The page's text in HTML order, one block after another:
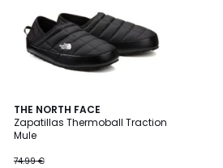
THE NORTH FACE
Zapatillas Thermoball Traction
Mule
74.99 €
5
/
5